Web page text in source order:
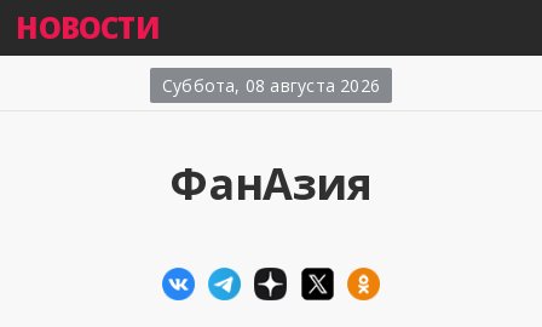
НОВОСТИ
Суббота, 08 августа 2026
ФанАзия